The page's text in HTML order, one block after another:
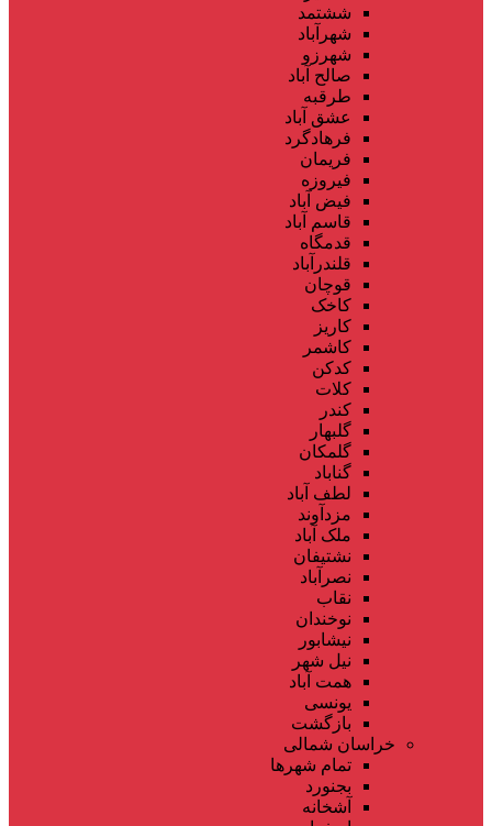
ششتمد
شهرآباد
شهرزو
صالح آباد
طرقبه
عشق آباد
فرهادگرد
فریمان
فیروزه
فیض آباد
قاسم آباد
قدمگاه
قلندرآباد
قوچان
کاخک
کاریز
کاشمر
کدکن
کلات
کندر
گلبهار
گلمکان
گناباد
لطف آباد
مزدآوند
ملک آباد
نشتیفان
نصرآباد
نقاب
نوخندان
نیشابور
نیل شهر
همت آباد
یونسی
بازگشت
خراسان شمالی
تمام شهر‌ها
بجنورد
آشخانه